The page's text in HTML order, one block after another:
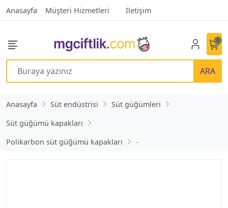
Anasayfa Müşteri Hizmetleri İletişim
ARA
0
Anasayfa Süt endüstrisi
Süt güğümleri
Süt güğümü kapakları
Polikarbon süt güğümü kapakları
-